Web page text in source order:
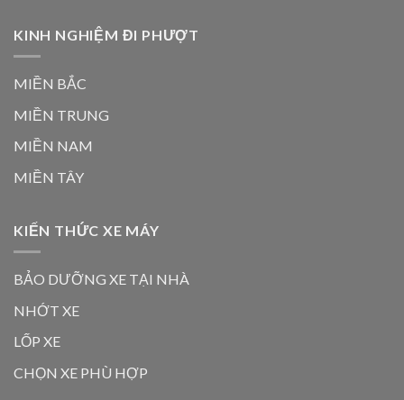
KINH NGHIỆM ĐI PHƯỢT
MIỀN BẮC
MIỀN TRUNG
MIỀN NAM
MIỀN TÂY
KIẾN THỨC XE MÁY
BẢO DƯỠNG XE TẠI NHÀ
NHỚT XE
LỐP XE
CHỌN XE PHÙ HỢP